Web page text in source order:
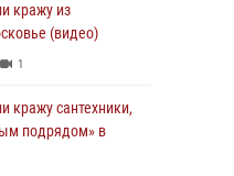
кражу из
(видео)
1
кражу сантехники,
подрядом» в